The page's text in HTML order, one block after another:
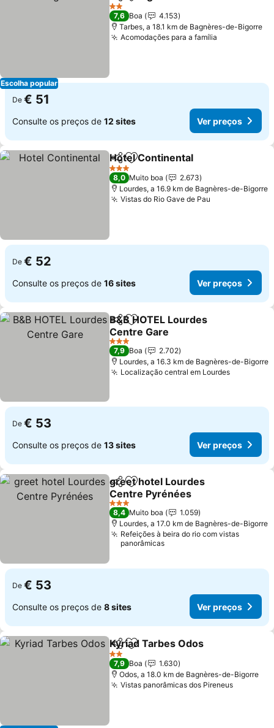
Escolha popular
2 Estrelas
7,6 Boa
4.153
Tarbes, a 18.1 km de Bagnères-de-Bigorre
Acomodações para a família
De € 51
Consulte os preços de 12 sites Ver preços
PartilharAdicionar aos favoritos
Hotel Continental
3 Estrelas
8,0 Muito boa
2.673
Lourdes, a 16.9 km de Bagnères-de-Bigorre
Vistas do Rio Gave de Pau
De € 52
Consulte os preços de 16 sites Ver preços
PartilharAdicionar aos favoritos
B&B HOTEL Lourdes
Centre Gare
Ver preços
3 Estrelas
7,9 Boa
2.702
Lourdes, a 16.3 km de Bagnères-de-Bigorre
Localização central em LourdesVer
De € 53
Consulte os preços de 13 sites Ver preços
PartilharAdicionar aos favoritos
greet hotel Lourdes
Centre Pyrénées
Ver preços
3 Estrelas
8,4 Muito boa
1.059
Lourdes, a 17.0 km de Bagnères-de-Bigorre
Refeições à beira do rio com vistas
panorâmicas
De € 53
Consulte os preços de 8 sites Ver preços
PartilharAdicionar aos favoritos
Kyriad Tarbes Odos
2 Estrelas
7,9 Boa
1.630
Odos, a 18.0 km de Bagnères-de-Bigorre
Vistas panorâmicas dos PireneusVer